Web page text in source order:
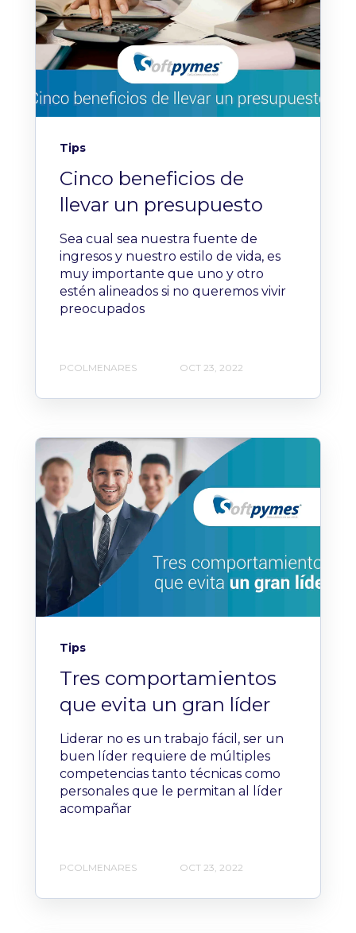
Tips
Cinco beneficios de
llevar un presupuesto
Sea cual sea nuestra fuente de
ingresos y nuestro estilo de vida, es
muy importante que uno y otro
estén alineados si no queremos vivir
preocupados
PCOLMENARES OCT 23, 2022
Tips
Tres comportamientos
que evita un gran líder
Liderar no es un trabajo fácil, ser un
buen líder requiere de múltiples
competencias tanto técnicas como
personales que le permitan al líder
acompañar
PCOLMENARES OCT 23, 2022